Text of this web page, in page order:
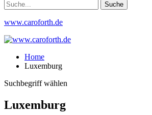
www.caroforth.de
Home
Luxemburg
Suchbegriff wählen
Luxemburg